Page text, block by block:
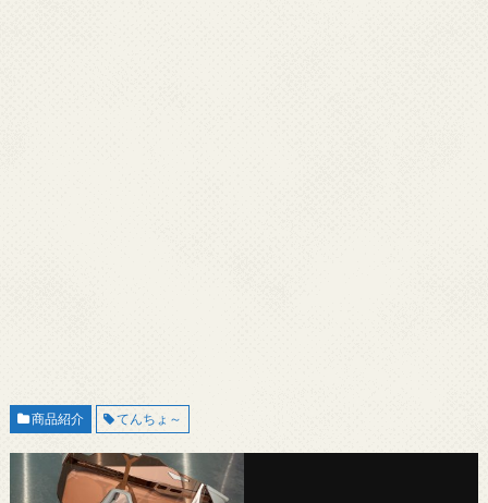
商品紹介 てんちょ～